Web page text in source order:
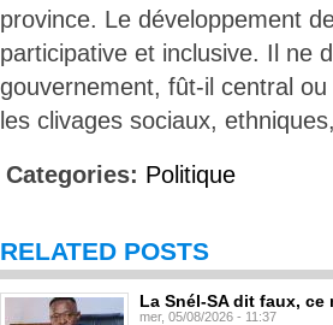
province. Le développement
participative et inclusive. Il ne
gouvernement, fût-il central
les clivages sociaux,
Categories: Politique
RELATED POSTS
La Snél-SA dit faux,
mer, 05/08/2026 - 11:37